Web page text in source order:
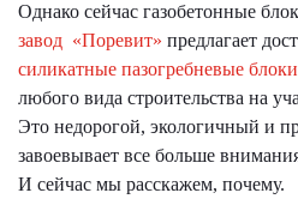
Однако сейчас газобетонные
завод «Поревит» предлагает
силикатные пазогребневые блоки
любого вида строительства на
Это недорогой, экологичный и
завоевывает все больше
И сейчас мы расскажем, почему.